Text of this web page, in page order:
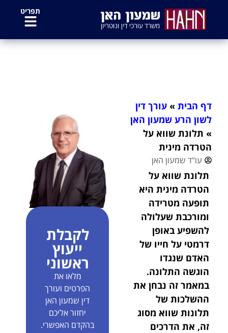
תפריט
דף הבית »עורך דין
לשון הרע שמעון האן
» תלונת שווא על
הטרדה מינית
עו"ד שמעון האן
תלונת שווא על
הטרדה מינית היא
תופעה מטרידה
ומורכבת שעלולה
להשפיע באופן
דרמטי על חייו של
האדם שנגדו
הוגשה התלונה.
במאמר זה נבחן את
ההשלכות של
תלונות שווא מסוג
זה, את הדרכים
לקבלת
ייעוץ
ראשוני
מלאו את
הפרטים ועורך
דין שמעון האן
יחזור אליכם
בהקדם האפשרי.